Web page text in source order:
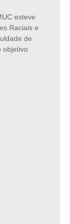
esteve
Raciais e
de
objetivo